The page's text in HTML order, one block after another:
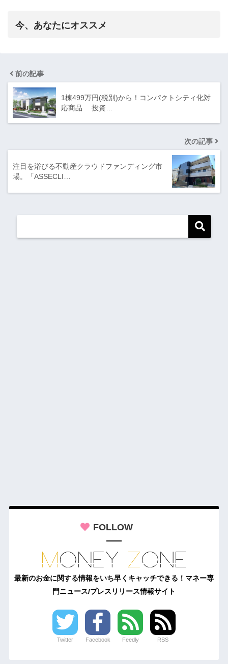
今、あなたにオススメ
前の記事
1棟499万円(税別)から！コンパクトシティ化対
応商品 投資…
次の記事
注目を浴びる不動産クラウドファンディング市
場。「ASSECLI…
FOLLOW
最新のお金に関する情報をいち早くキャッチできる！マネー専
門ニュース/プレスリリース情報サイト
Twitter Facebook Feedly RSS